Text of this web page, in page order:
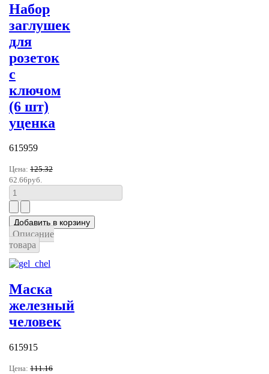
Набор
заглушек
для
розеток
с
ключом
(6 шт)
уценка
615959
Цена: 125.32
62.66руб.
Описание
товара
Маска
железный
человек
615915
Цена: 111.16